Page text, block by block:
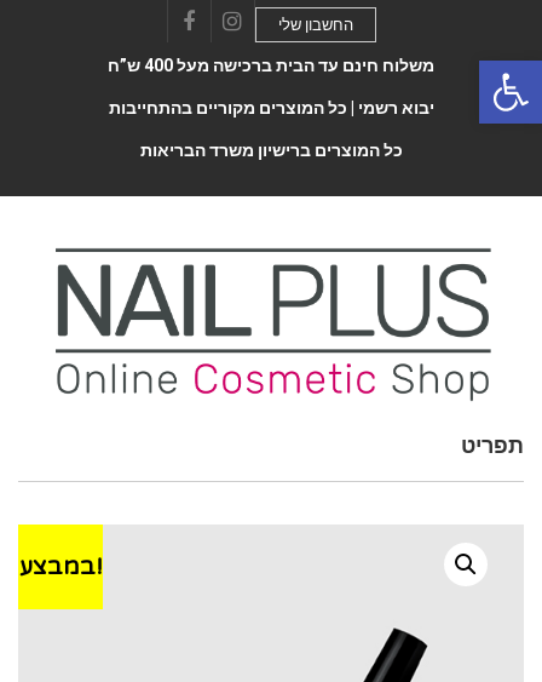
FacebookInstagram
החשבון שלי
משלוח חינם עד הבית ברכישה מעל 400 ש”ח
יבוא רשמי | כל המוצרים מקוריים בהתחייבות
כל המוצרים ברישיון משרד הבריאות
Toggle
תפריט
במבצע!